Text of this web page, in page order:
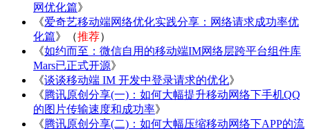
网优化篇》
《爱奇艺移动端网络优化实践分享：网络请求成功率优
化篇》（推荐）
《如约而至：微信自用的移动端IM网络层跨平台组件库
Mars已正式开源》
《谈谈移动端 IM 开发中登录请求的优化》
《腾讯原创分享(一)：如何大幅提升移动网络下手机QQ
的图片传输速度和成功率》
《腾讯原创分享(二)：如何大幅压缩移动网络下APP的流